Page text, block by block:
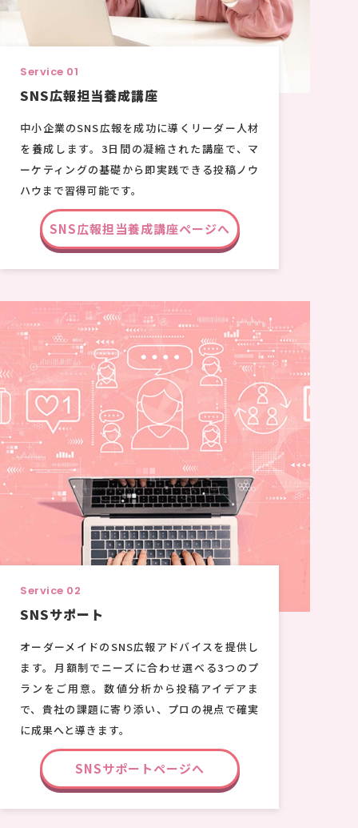
Service 01
SNS広報担当養成講座
中小企業のSNS広報を成功に導くリーダー人材
を養成します。3日間の凝縮された講座で、マ
ーケティングの基礎から即実践できる投稿ノウ
ハウまで習得可能です。
SNS広報担当養成講座ページへ
Service 02
SNSサポート
オーダーメイドのSNS広報アドバイスを提供し
ます。月額制でニーズに合わせ選べる3つのプ
ランをご用意。数値分析から投稿アイデアま
で、貴社の課題に寄り添い、プロの視点で確実
に成果へと導きます。
SNSサポートページへ